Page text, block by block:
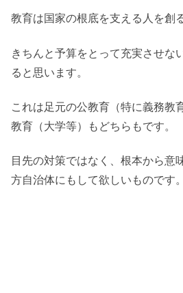
教育は国家の根底を支える人を創
きちんと予算をとって充実させな
ると思います。
これは足元の公教育（特に義務教
教育（大学等）もどちらもです。
目先の対策ではなく、根本から意
方自治体にもして欲しいものです。